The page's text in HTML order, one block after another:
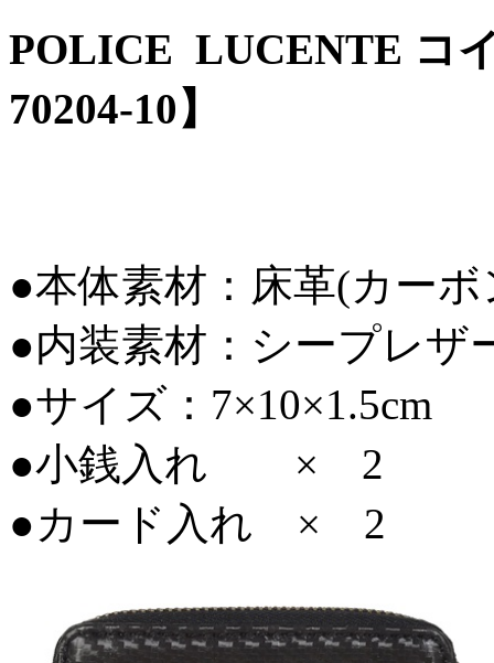
POLICE LUCENTE コ
70204-10】
●本体素材：床革(カー
●内装素材：シープレザ
●サイズ：7×10×1.5cm
●小銭入れ × 2
●カード入れ × 2